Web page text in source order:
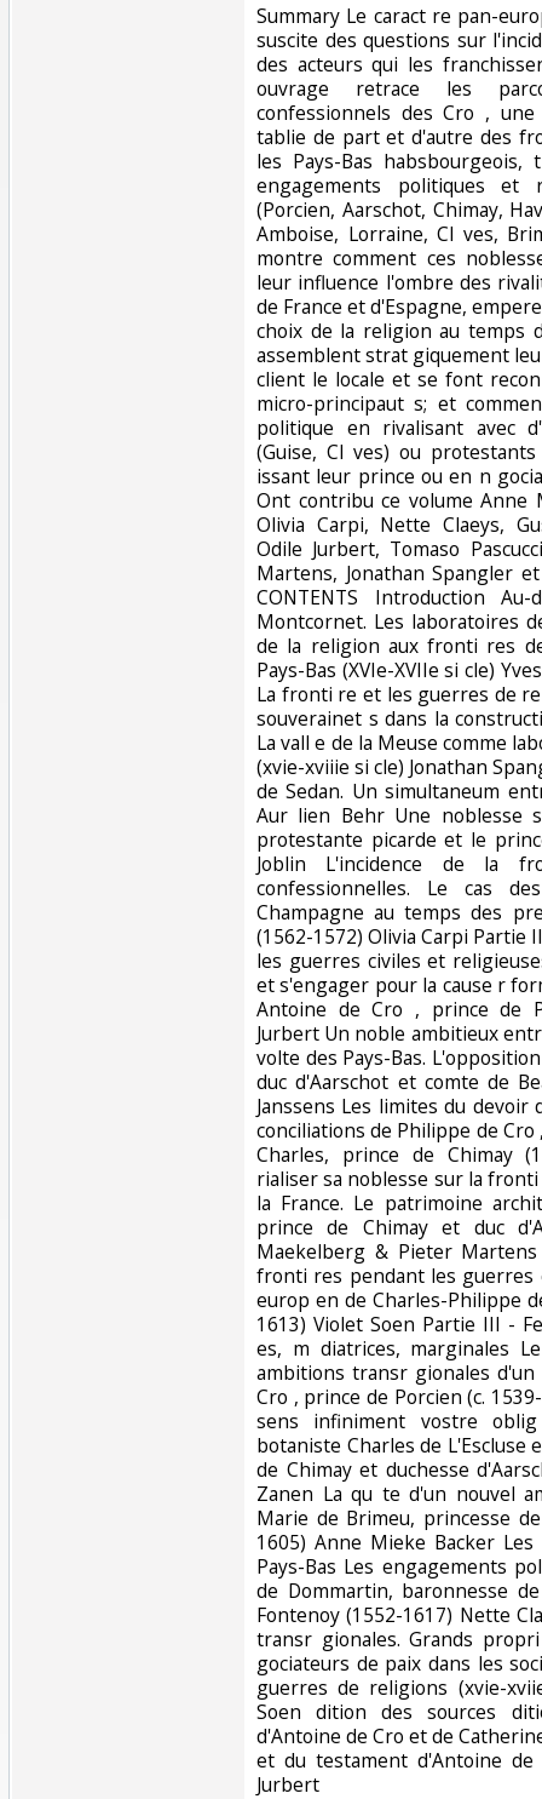
‎Summary Le caract re pan-
suscite des questions sur
des acteurs qui les
ouvrage retrace les
confessionnels des Cro ,
tablie de part et d'autre des
les Pays-Bas
engagements politiques et
(Porcien, Aarschot, Chimay,
Amboise, Lorraine, Cl ves,
montre comment ces
leur influence l'ombre des
de France et d'Espagne,
choix de la religion au temps
assemblent strat giquement
client le locale et se font
micro-principaut s; et
politique en rivalisant avec
(Guise, Cl ves) ou
issant leur prince ou en n
Ont contribu ce volume Anne
Olivia Carpi, Nette Claeys,
Odile Jurbert, Tomaso
Martens, Jonathan Spangler
CONTENTS Introduction
Montcornet. Les laboratoires
de la religion aux fronti res
Pays-Bas (XVIe-XVIIe si cle)
La fronti re et les guerres de
souverainet s dans la
La vall e de la Meuse comme
(xvie-xviiie si cle) Jonathan
de Sedan. Un simultaneum
Aur lien Behr Une noblesse
protestante picarde et le
Joblin L'incidence de la
confessionnelles. Le cas
Champagne au temps des
(1562-1572) Olivia Carpi Partie
les guerres civiles et
et s'engager pour la cause r
Antoine de Cro , prince de
Jurbert Un noble ambitieux
volte des Pays-Bas.
duc d'Aarschot et comte de
Janssens Les limites du devoir
conciliations de Philippe de
Charles, prince de Chimay
rialiser sa noblesse sur la fronti
la France. Le patrimoine
prince de Chimay et duc
Maekelberg & Pieter
fronti res pendant les guerres
europ en de Charles-Philippe
1613) Violet Soen Partie III -
es, m diatrices, marginales
ambitions transr gionales
Cro , prince de Porcien (c.
sens infiniment vostre
botaniste Charles de L'Escluse
de Chimay et duchesse
Zanen La qu te d'un nouvel
Marie de Brimeu, princesse
1605) Anne Mieke Backer
Pays-Bas Les engagements
de Dommartin, baronnesse
Fontenoy (1552-1617) Nette
transr gionales. Grands
gociateurs de paix dans les
guerres de religions (xvie-
Soen dition des sources
d'Antoine de Cro et de
et du testament d'Antoine
Jurbert‎